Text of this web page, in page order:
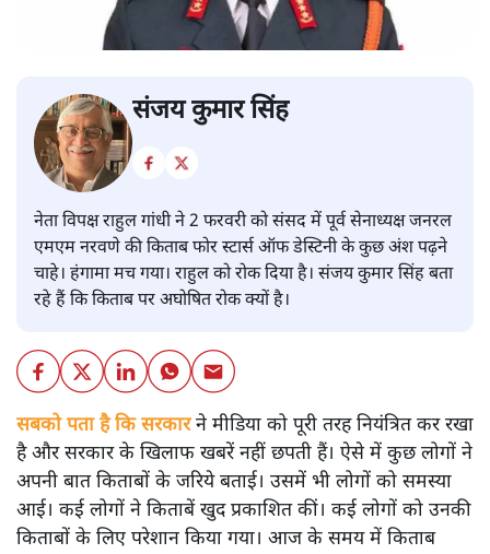
संजय कुमार सिंह
नेता विपक्ष राहुल गांधी ने 2 फरवरी को संसद में पूर्व सेनाध्यक्ष जनरल
एमएम नरवणे की किताब फोर स्टार्स ऑफ डेस्टिनी के कुछ अंश पढ़ने
चाहे। हंगामा मच गया। राहुल को रोक दिया है। संजय कुमार सिंह बता
रहे हैं कि किताब पर अघोषित रोक क्यों है।
सबको पता है कि सरकारने मीडिया को पूरी तरह नियंत्रित कर रखा
है और सरकार के खिलाफ खबरें नहीं छपती हैं। ऐसे में कुछ लोगों ने
अपनी बात किताबों के जरिये बताई। उसमें भी लोगों को समस्या
आई। कई लोगों ने किताबें खुद प्रकाशित कीं। कई लोगों को उनकी
किताबों के लिए परेशान किया गया। आज के समय में किताब